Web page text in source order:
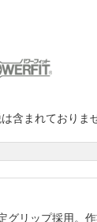
含まれておりま
グリップ採用。